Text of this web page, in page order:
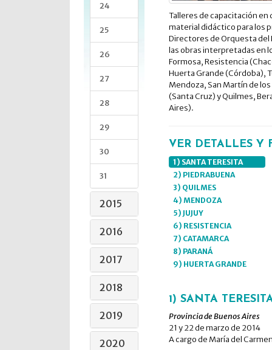
24
25
26
27
28
29
30
31
2015
2016
2017
2018
2019
2020
Talleres de capacitación en
material didáctico para los
Directores de Orquesta del
las obras interpretadas en
Formosa, Resistencia
Huerta Grande (Córdoba),
Mendoza, San Martín de
(Santa Cruz) y Quilmes,
Aires).
VER DETALLES Y
1) SANTA TERESITA
2) PIEDRABUENA
3) QUILMES
4) MENDOZA
5) JUJUY
6) RESISTENCIA
7) CATAMARCA
8) PARANÁ
9) HUERTA GRANDE
1) SANTA
Provincia de Buenos Aires
21 y 22 de marzo de 2014
A cargo de María del